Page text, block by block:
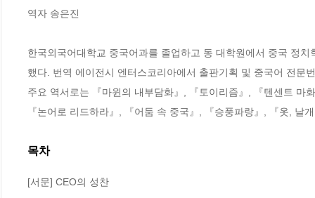
역자 송은진
한국외국어대학교 중국어과를 졸업하고 동 대학원에서 중국 정
했다. 번역 에이전시 엔터스코리아에서 출판기획 및 중국어 전문
주요 역서로는 『마윈의 내부담화』, 『토이리즘』, 『텐센트 마
『논어로 리드하라』, 『어둠 속 중국』, 『승풍파랑』, 『옷, 날
목차
[서문] CEO의 성찬